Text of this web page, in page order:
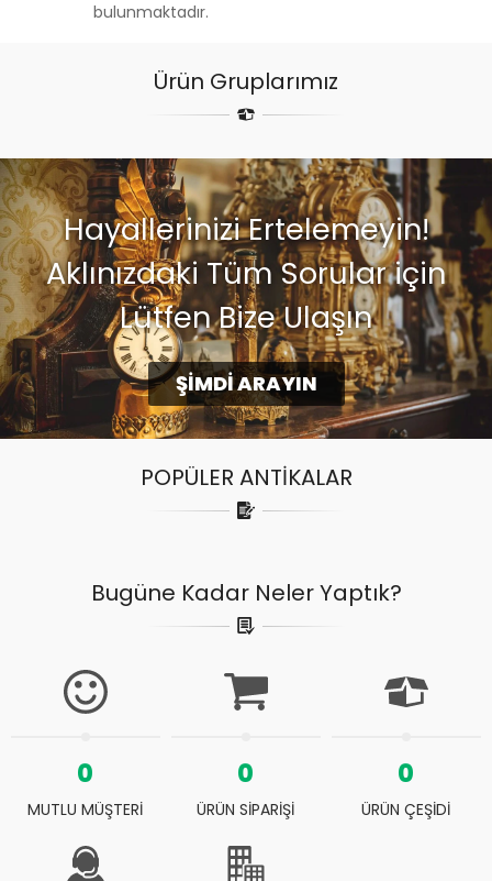
bulunmaktadır.
Ürün Gruplarımız
Hayallerinizi Ertelemeyin!
Aklınızdaki Tüm Sorular için
Lütfen Bize Ulaşın
ŞİMDİ ARAYIN
POPÜLER ANTİKALAR
Bugüne Kadar Neler Yaptık?
0
MUTLU MÜŞTERİ
0
ÜRÜN SİPARİŞİ
0
ÜRÜN ÇEŞİDİ